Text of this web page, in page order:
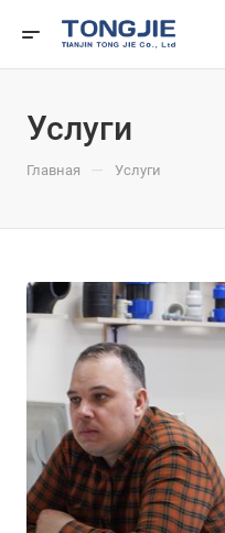
Услуги
Главная — Услуги